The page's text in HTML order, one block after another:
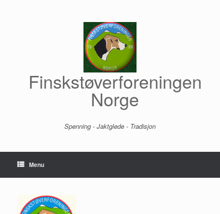
Finskstøverforeningen
Norge
Spenning - Jaktglede - Tradisjon
Menu